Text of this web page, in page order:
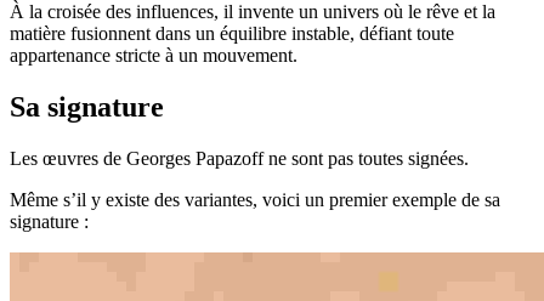
À la croisée des influences, il invente un univers où le rêve et la
matière fusionnent dans un équilibre instable, défiant toute
appartenance stricte à un mouvement.
Sa signature
Les œuvres de Georges Papazoff ne sont pas toutes signées.
Même s’il y existe des variantes, voici un premier exemple de sa
signature :